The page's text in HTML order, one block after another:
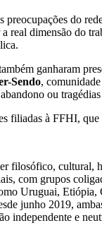
do
dimensão do
ganharam
Sendo,
ou
à FFHI, que
filosófico,
com grupos
Uruguai,
junho 2019,
independente e